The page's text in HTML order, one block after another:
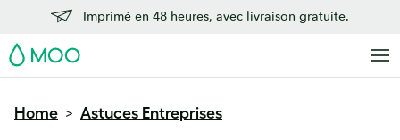
Imprimé en 48 heures, avec livraison gratuite.
MOO
Home > Astuces Entreprises